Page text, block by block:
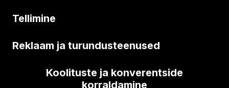
Tellimine
Reklaam ja turundusteenused
Koolituste ja konverentside
korraldamine